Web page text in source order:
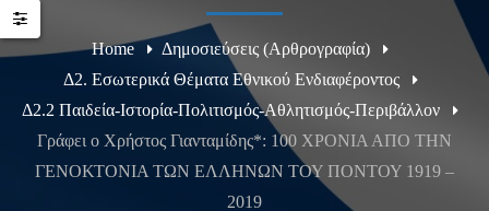
Home
Δημοσιεύσεις (Αρθρογραφία)
Δ2. Εσωτερικά Θέματα Εθνικού Ενδιαφέροντος
Δ2.2 Παιδεία-Ιστορία-Πολιτισμός-Αθλητισμός-Περιβάλλον
Γράφει ο Χρήστος Γιανταμίδης*: 100 ΧΡΟΝΙΑ ΑΠΟ ΤΗΝ
ΓΕΝΟΚΤΟΝΙΑ ΤΩΝ ΕΛΛΗΝΩΝ ΤΟΥ ΠΟΝΤΟΥ 1919 –
2019